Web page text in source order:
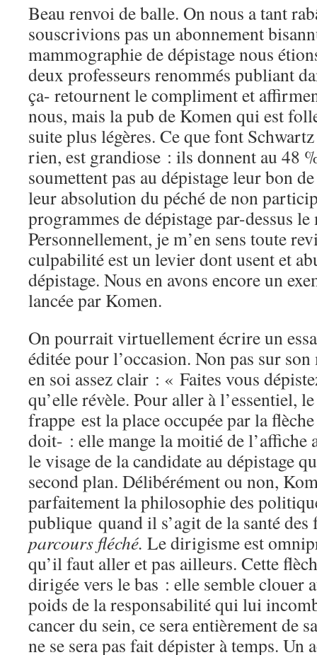
Beau renvoi de balle. On nous a tant
souscrivions pas un abonnement
mammographie de dépistage nous
deux professeurs renommés publiant
ça- retournent le compliment et
nous, mais la pub de Komen qui est
suite plus légères. Ce que font
rien, est grandiose : ils donnent au 48
soumettent pas au dépistage leur bon
leur absolution du péché de non
programmes de dépistage par-dessus le
Personnellement, je m’en sens toute
culpabilité est un levier dont usent et
dépistage. Nous en avons encore un
lancée par Komen.
On pourrait virtuellement écrire un
éditée pour l’occasion. Non pas sur
en soi assez clair : « Faites vous
qu’elle révèle. Pour aller à l’essentiel,
frappe est la place occupée par la
doit- : elle mange la moitié de l’affiche
le visage de la candidate au dépistage
second plan. Délibérément ou non,
parfaitement la philosophie des
publique quand il s’agit de la santé
parcours fléché. Le dirigisme est
qu’il faut aller et pas ailleurs. Cette
dirigée vers le bas : elle semble clouer
poids de la responsabilité qui lui
cancer du sein, ce sera entièrement de
ne se sera pas fait dépister à temps. Un